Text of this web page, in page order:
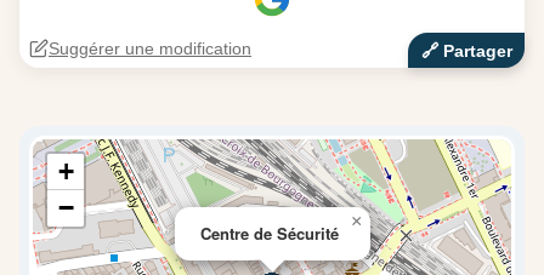
🔗‍️ Partager
Suggérer une modification
Centre de Sécurité
×
+
−